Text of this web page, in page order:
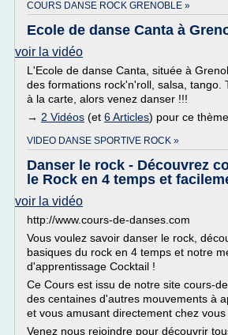
COURS DANSE ROCK GRENOBLE »
Ecole de danse Canta à
voir la vidéo
L'Ecole de danse Canta, située à
des formations rock'n'roll, salsa, tango.
à la carte, alors venez danser !!!
→ 2 Vidéos (et 6 Articles) pour ce thème
VIDEO DANSE SPORTIVE ROCK »
Danser le rock - Découvrez
le Rock en 4 temps et
voir la vidéo
http://www.cours-de-danses.com
Vous voulez savoir danser le rock,
basiques du rock en 4 temps et notre
d'apprentissage Cocktail !
Ce Cours est issu de notre site cours-
des centaines d'autres mouvements à
et vous amusant directement chez vous
Venez nous rejoindre pour découvrir